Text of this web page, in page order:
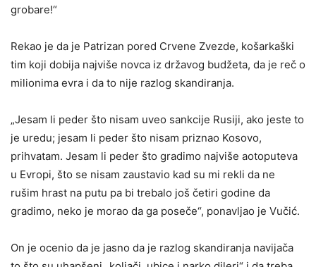
grobare!“
Rekao je da je Patrizan pored Crvene Zvezde, košarkaški
tim koji dobija najviše novca iz državog budžeta, da je reč o
milionima evra i da to nije razlog skandiranja.
„Jesam li peder što nisam uveo sankcije Rusiji, ako jeste to
je uredu; jesam li peder što nisam priznao Kosovo,
prihvatam. Jesam li peder što gradimo najviše aotoputeva
u Evropi, što se nisam zaustavio kad su mi rekli da ne
rušim hrast na putu pa bi trebalo još četiri godine da
gradimo, neko je morao da ga poseče“, ponavljao je Vučić.
On je ocenio da je jasno da je razlog skandiranja navijača